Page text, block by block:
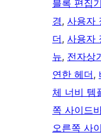
블록 편집
경, 사용자
더, 사용자
뉴, 전자상
연한 헤더,
체 너비 템
쪽 사이드
오른쪽 사